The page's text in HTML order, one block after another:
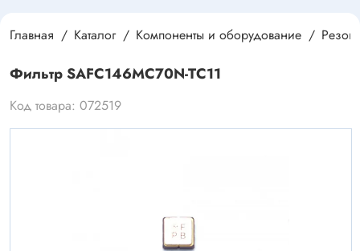
Главная Каталог Компоненты и оборудование
Фильтр SAFC146MC70N-TC11
Код товара: 072519